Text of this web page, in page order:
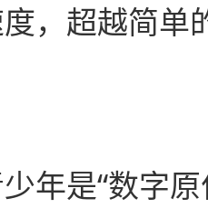
，超越简单
是“数字原